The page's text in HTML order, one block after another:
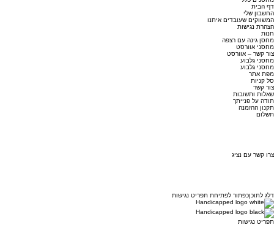
דף הבית
החשבון שלי
המשווקים שעובדים איתנו
הצהרת נגישות
חנות
מחסן גינה עם רצפה
מחסני אוורסט
צור קשר – אוורסט
מחסני גלבוע
מחסני גלבוע
מפת אתר
סל קניות
צור קשר
שאלות ותשובות
תודה על פנייתך
תקנון ההזמנה
תשלום
צרו קשר עם נציג
דלג לתוכןכפתור לפתיחת תפריט נגישות
תפריט נגישות